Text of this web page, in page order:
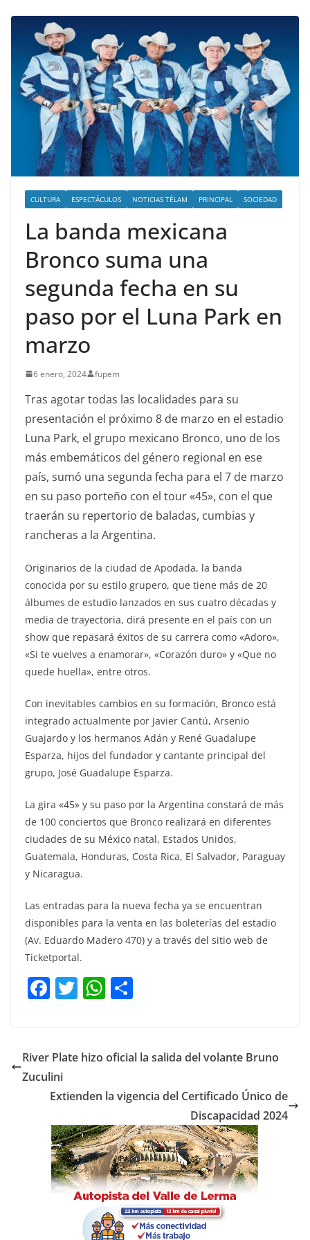
CULTURA ESPECTÁCULOS NOTICIAS TÉLAM PRINCIPAL SOCIEDAD
La banda mexicana
Bronco suma una
segunda fecha en su
paso por el Luna Park en
marzo
6 enero, 2024 fupem
Tras agotar todas las localidades para su
presentación el próximo 8 de marzo en el estadio
Luna Park, el grupo mexicano Bronco, uno de los
más embemáticos del género regional en ese
país, sumó una segunda fecha para el 7 de marzo
en su paso porteño con el tour «45», con el que
traerán su repertorio de baladas, cumbias y
rancheras a la Argentina.
Originarios de la ciudad de Apodada, la banda
conocida por su estilo grupero, que tiene más de 20
álbumes de estudio lanzados en sus cuatro décadas y
media de trayectoria, dirá presente en el país con un
show que repasará éxitos de su carrera como «Adoro»,
«Si te vuelves a enamorar», «Corazón duro» y «Que no
quede huella», entre otros.
Con inevitables cambios en su formación, Bronco está
integrado actualmente por Javier Cantú, Arsenio
Guajardo y los hermanos Adán y René Guadalupe
Esparza, hijos del fundador y cantante principal del
grupo, José Guadalupe Esparza.
La gira «45» y su paso por la Argentina constará de más
de 100 conciertos que Bronco realizará en diferentes
ciudades de su México natal, Estados Unidos,
Guatemala, Honduras, Costa Rica, El Salvador, Paraguay
y Nicaragua.
Las entradas para la nueva fecha ya se encuentran
disponibles para la venta en las boleterías del estadio
(Av. Eduardo Madero 470) y a través del sitio web de
Ticketportal.
F
e
b
o
o
k
T
er
W
s
p
p
p
tir
River Plate hizo oficial la salida del volante Bruno
Zuculini
Extienden la vigencia del Certificado Único de
Discapacidad 2024